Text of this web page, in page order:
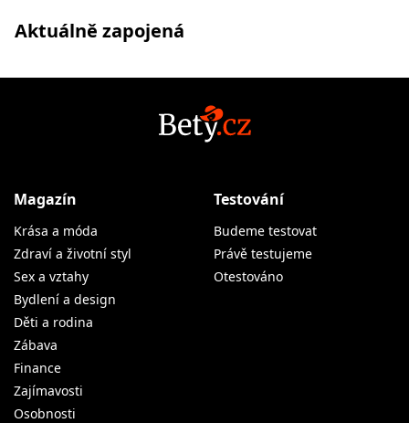
Aktuálně zapojená
Magazín
Krása a móda
Zdraví a životní styl
Sex a vztahy
Bydlení a design
Děti a rodina
Zábava
Finance
Zajímavosti
Osobnosti
Testování
Budeme testovat
Právě testujeme
Otestováno